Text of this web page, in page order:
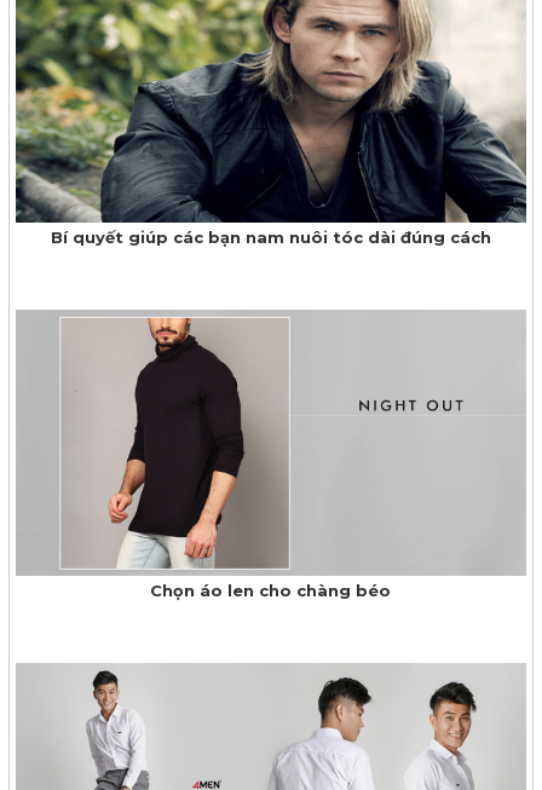
Bí quyết giúp các bạn nam nuôi tóc dài đúng cách
Chọn áo len cho chàng béo